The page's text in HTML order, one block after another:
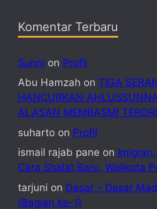
Komentar Terbaru
Sunni on Profil
Abu Hamzah on TIGA
HANCURKAN
ALASAN MEMBASMI
suharto on Profil
ismail rajab pane on Imigran
Cara Shalat Baru, Walikota
tarjuni on Dasar – Dasar
(Bagian ke-1)